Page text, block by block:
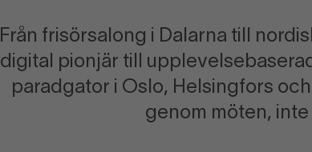
Från frisörsalong i Dalarna till
digital pionjär till
paradgator i Oslo, Helsingfors
genom möten,